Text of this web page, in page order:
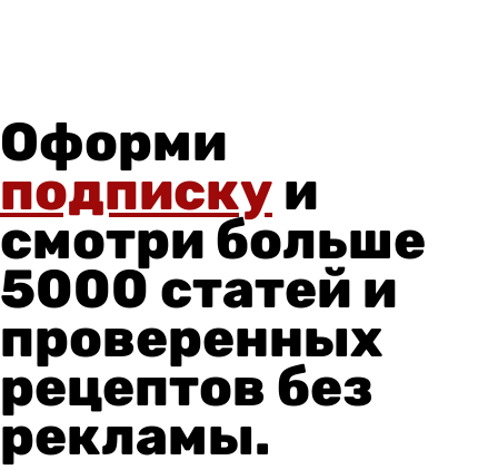
Оформи
подписку и
смотри больше
5000 статей и
проверенных
рецептов без
рекламы.